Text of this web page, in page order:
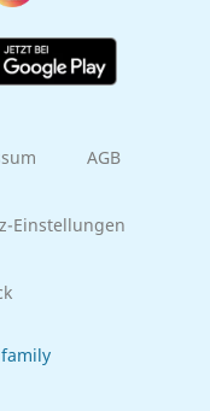
AGB
Einstellungen
family